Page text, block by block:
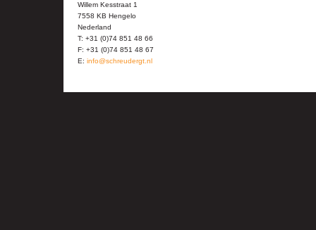
Willem Kesstraat 1
7558 KB Hengelo
Nederland
T: +31 (0)74 851 48 66
F: +31 (0)74 851 48 67
E: info@schreudergt.nl